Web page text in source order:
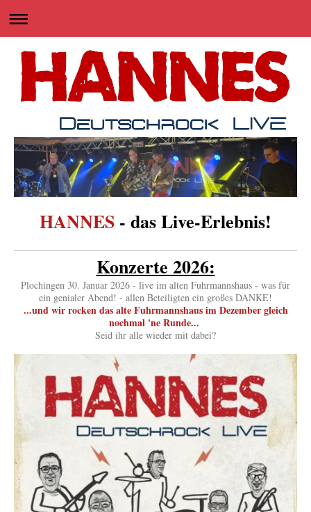
HANNES - das Live-Erlebnis!
Konzerte 2026:
Plochingen 30. Januar 2026 - live im alten Fuhrmannshaus - was für
ein genialer Abend! - allen Beteiligten ein großes DANKE!
...und wir rocken das alte Fuhrmannshaus im Dezember gleich
nochmal 'ne Runde...
Seid ihr alle wieder mit dabei?